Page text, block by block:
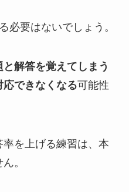
必要はないでしょう。
解答を覚えてしまう
できなくなる可能性
を上げる練習は、本
。